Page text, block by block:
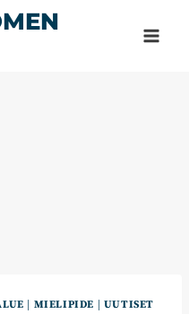
| MIELIPIDE | UUTISET